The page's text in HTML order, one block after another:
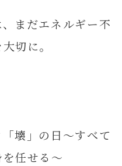
まだエネルギー不
切に。
壊」の日～すべて
任せる～